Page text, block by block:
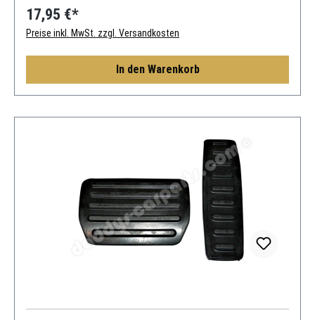
17,95 €*
Preise inkl. MwSt. zzgl. Versandkosten
In den Warenkorb